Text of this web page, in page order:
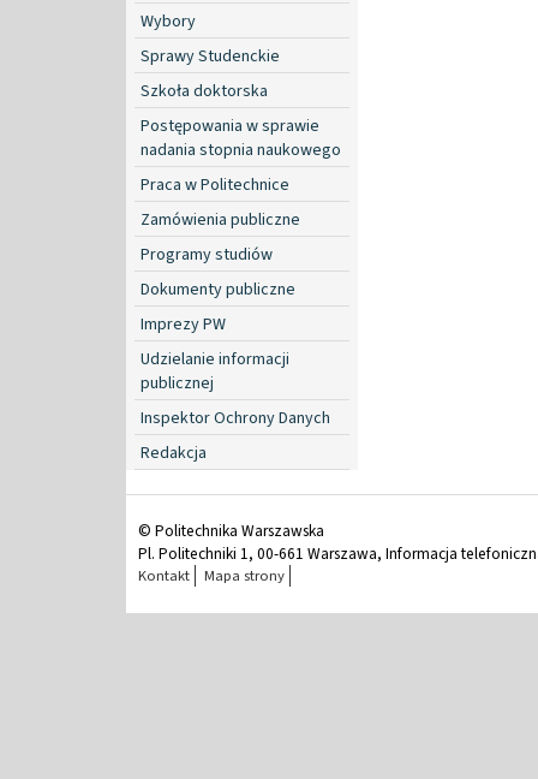
Wybory
Sprawy Studenckie
Szkoła doktorska
Postępowania w sprawie
nadania stopnia naukowego
Praca w Politechnice
Zamówienia publiczne
Programy studiów
Dokumenty publiczne
Imprezy PW
Udzielanie informacji
publicznej
Inspektor Ochrony Danych
Redakcja
© Politechnika Warszawska
Pl. Politechniki 1, 00-661 Warszawa, Informacja
Kontakt Mapa strony